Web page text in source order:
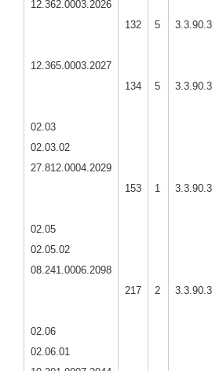
12.362.0003.2026
12.365.0003.2027
02.03
02.03.02
27.812.0004.2029
02.05
02.05.02
08.241.0006.2098
02.06
02.06.01
132
134
153
217
5
5
1
2